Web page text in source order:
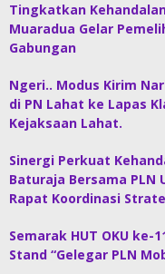
Tingkatkan
Muaradua Gelar
Gabungan
Ngeri.. Modus Kirim
di PN Lahat ke Lapas
Kejaksaan Lahat.
Sinergi Perkuat
Baturaja Bersama PLN
Rapat Koordinasi
Semarak HUT OKU ke-
Stand “Gelegar PLN